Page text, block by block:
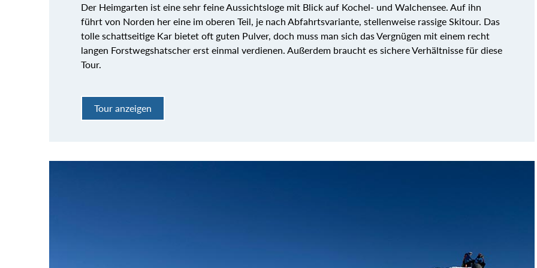
Der Heimgarten ist eine sehr feine Aussichtsloge mit Blick auf Kochel- und Walchensee. Auf ihn
führt von Norden her eine im oberen Teil, je nach Abfahrtsvariante, stellenweise rassige Skitour. Das
tolle schattseitige Kar bietet oft guten Pulver, doch muss man sich das Vergnügen mit einem recht
langen Forstwegshatscher erst einmal verdienen. Außerdem braucht es sichere Verhältnisse für diese
Tour.
Tour anzeigen